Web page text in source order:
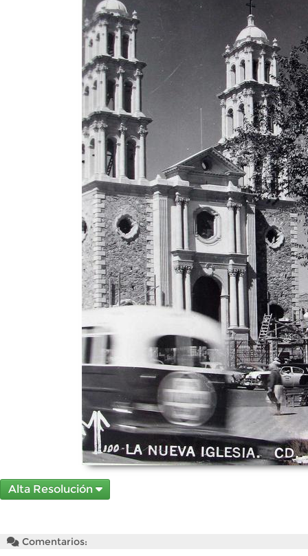
Alta Resolución
Comentarios: